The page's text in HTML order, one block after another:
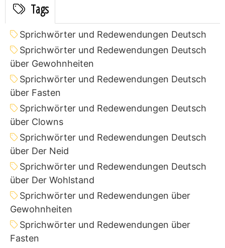
Tags
Sprichwörter und Redewendungen Deutsch
Sprichwörter und Redewendungen Deutsch
über Gewohnheiten
Sprichwörter und Redewendungen Deutsch
über Fasten
Sprichwörter und Redewendungen Deutsch
über Clowns
Sprichwörter und Redewendungen Deutsch
über Der Neid
Sprichwörter und Redewendungen Deutsch
über Der Wohlstand
Sprichwörter und Redewendungen über
Gewohnheiten
Sprichwörter und Redewendungen über
Fasten